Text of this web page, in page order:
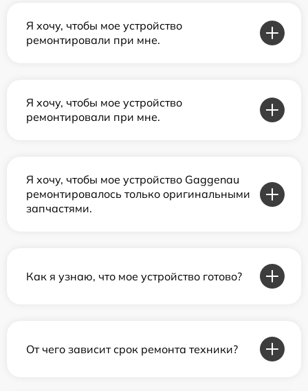
Я хочу, чтобы мое устройство
ремонтировали при мне.
Я хочу, чтобы мое устройство
ремонтировали при мне.
Я хочу, чтобы мое устройство Gaggenau
ремонтировалось только оригинальными
запчастями.
Как я узнаю, что мое устройство готово?
От чего зависит срок ремонта техники?